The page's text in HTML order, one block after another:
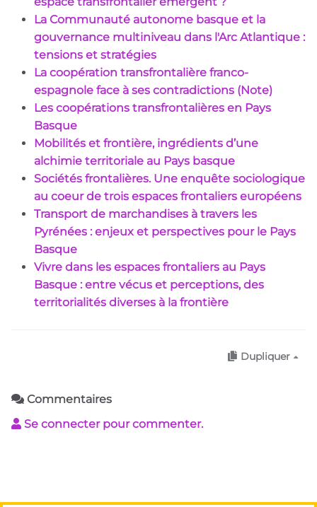
La Communauté autonome basque et la
gouvernance multiniveau dans l'Arc Atlantique :
tensions et stratégies
La coopération transfrontalière franco-
espagnole face à ses contradictions (Note)
Les coopérations transfrontalières en Pays
Basque
Mobilités et frontière, ingrédients d’une
alchimie territoriale au Pays basque
Sociétés frontalières. Une enquête sociologique
au coeur de trois espaces frontaliers européens
Transport de marchandises à travers les
Pyrénées : enjeux et perspectives pour le Pays
Basque
Vivre dans les espaces frontaliers au Pays
Basque : entre vécus et perceptions, des
territorialités diverses à la frontière
Dupliquer
Commentaires
Se connecter pour commenter.